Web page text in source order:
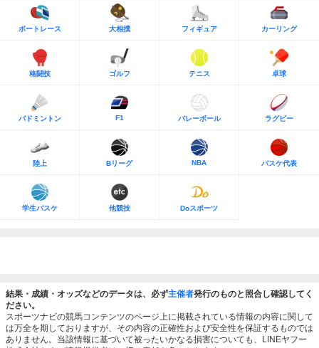
ボートレース 大相撲 フィギュア カーリング
格闘技 ゴルフ テニス 卓球
バドミントン F1 バレーボール ラグビー
陸上 Bリーグ NBA バスケ代表
学生バスケ 他競技 Doスポーツ
結果・成績・オッズなどのデータは、必ず主催者発行のものと照合し確認してく
ださい。
スポーツナビの競馬コンテンツのページ上に掲載されている情報の内容に関して
は万全を期しておりますが、その内容の正確性および安全性を保証するものでは
ありません。当該情報に基づいて被ったいかなる損害についても、LINEヤフー